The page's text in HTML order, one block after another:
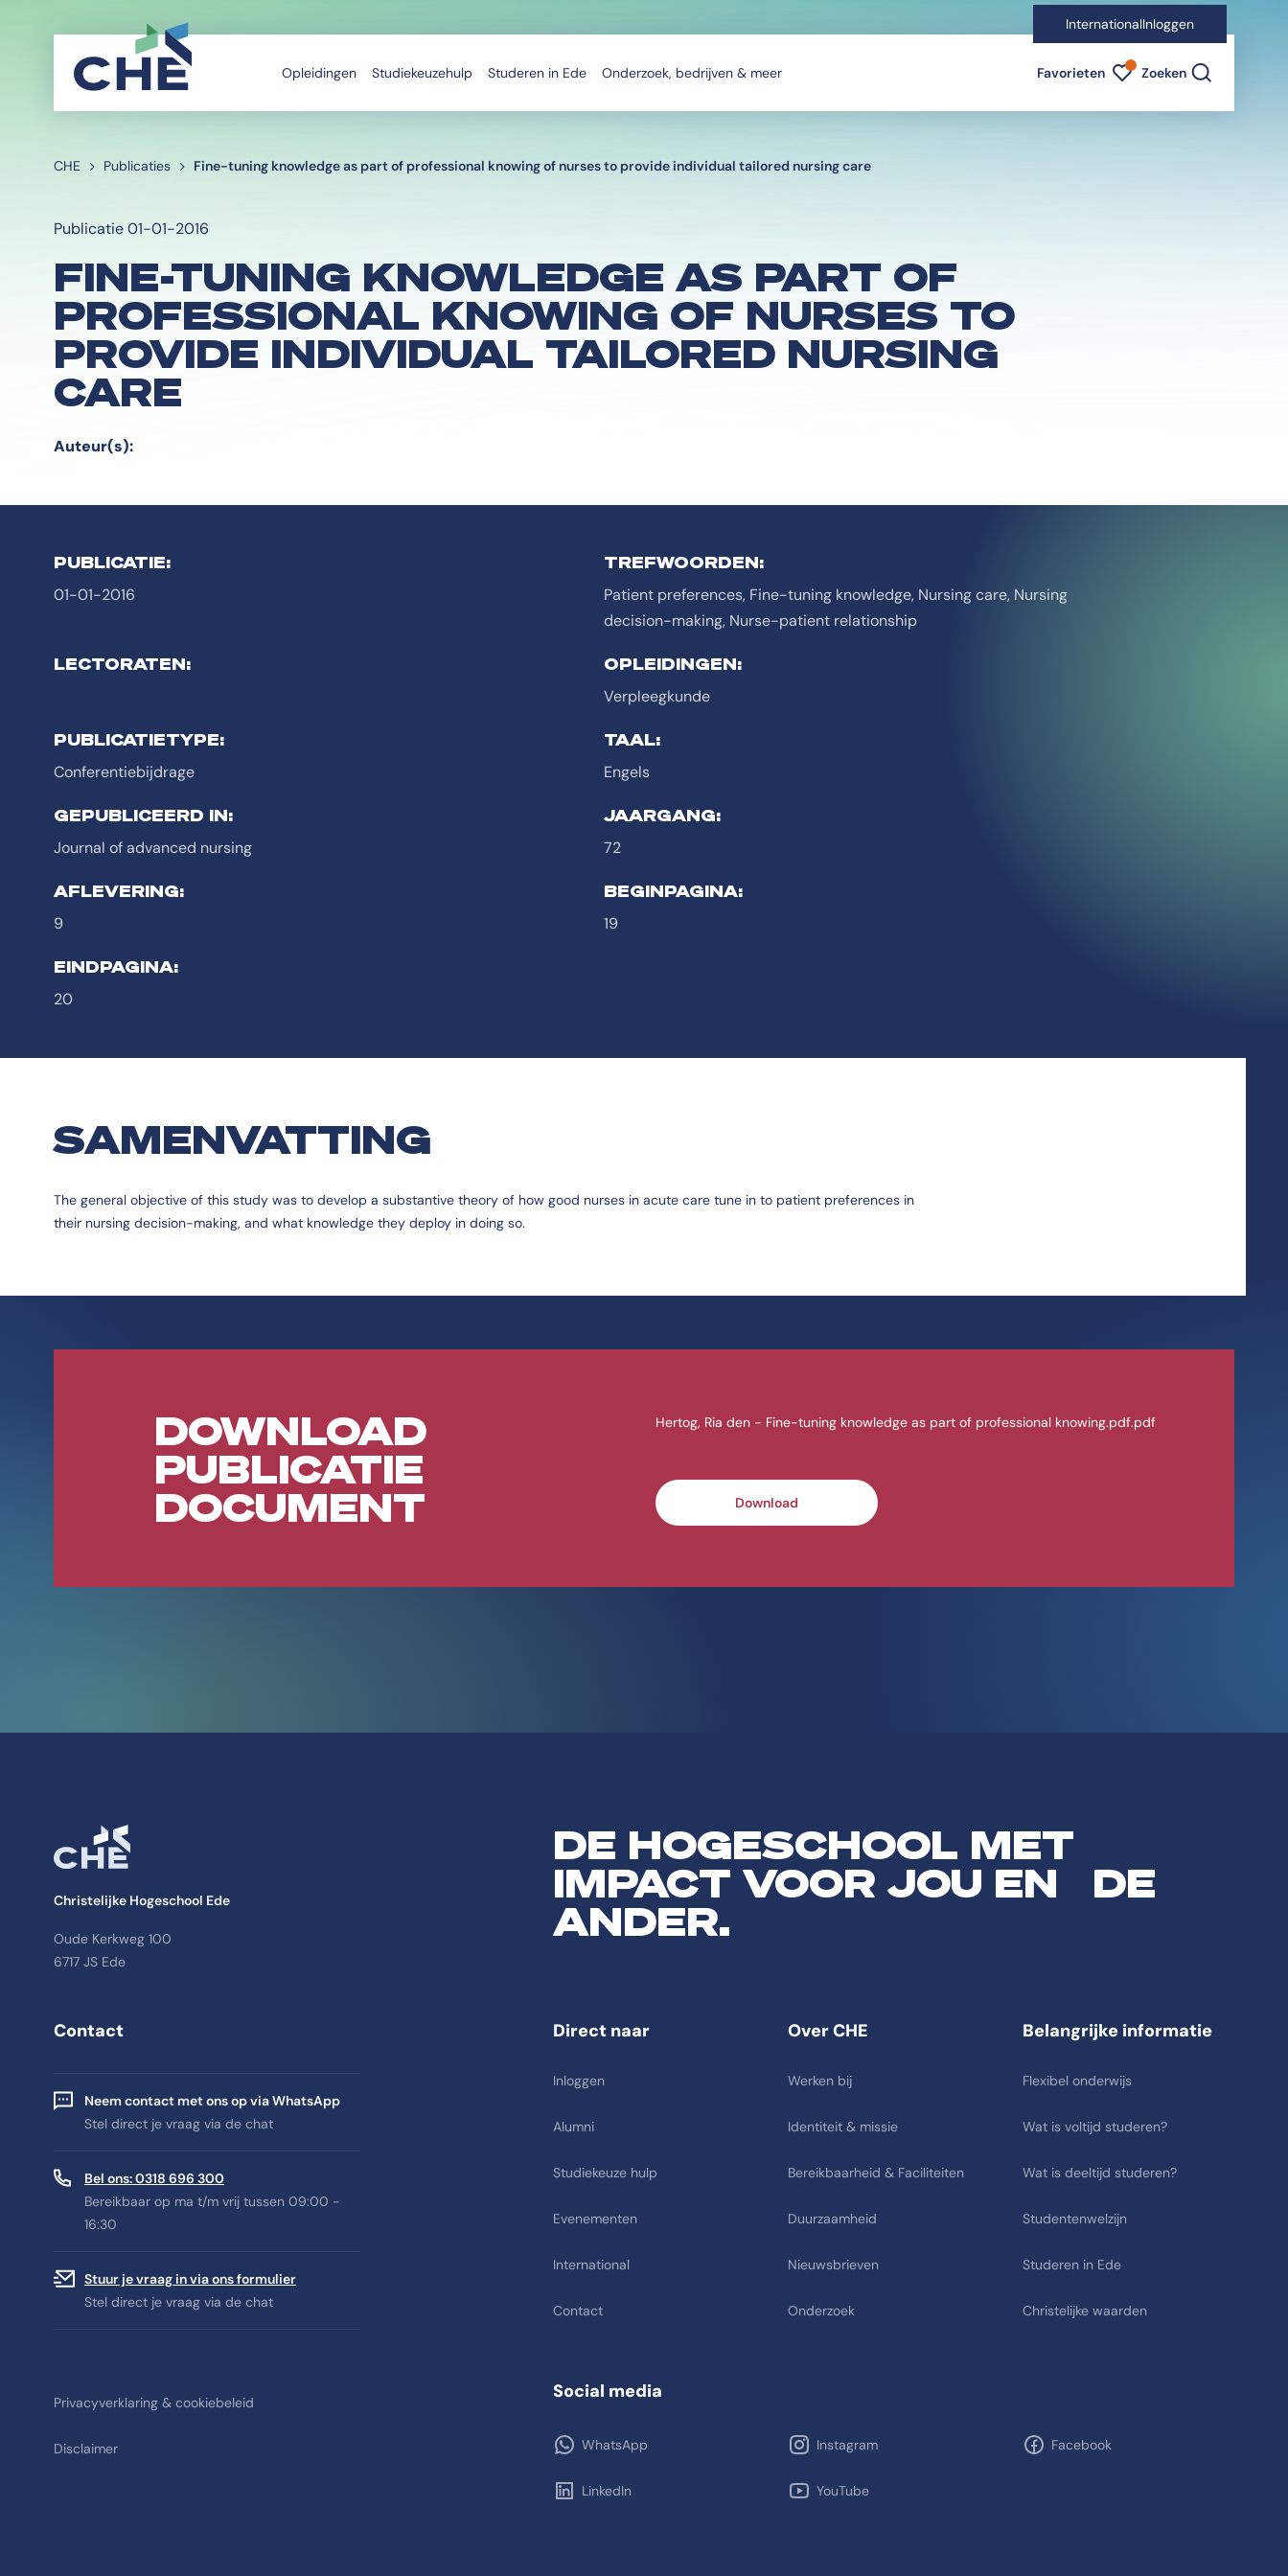
InternationalInloggen
Opleidingen Studiekeuzehulp Studeren in Ede Onderzoek, bedrijven & meer Favorieten Favorieten indicator
Zoeken
CHE Publicaties Fine-tuning knowledge as part of professional knowing of nurses to provide individual tailored nursing care
Publicatie 01-01-2016
FINE-TUNING KNOWLEDGE AS PART OF
PROFESSIONAL KNOWING OF NURSES TO
PROVIDE INDIVIDUAL TAILORED NURSING
CARE
Auteur(s):
PUBLICATIE:
01-01-2016
TREFWOORDEN:
Patient preferences, Fine-tuning knowledge, Nursing care, Nursing
decision-making, Nurse-patient relationship
LECTORATEN:
OPLEIDINGEN:
Verpleegkunde
PUBLICATIETYPE:
Conferentiebijdrage
TAAL:
Engels
GEPUBLICEERD IN:
Journal of advanced nursing
JAARGANG:
72
AFLEVERING:
9
BEGINPAGINA:
19
EINDPAGINA:
20
SAMENVATTING
The general objective of this study was to develop a substantive theory of how good nurses in acute care tune in to patient preferences in
their nursing decision-making, and what knowledge they deploy in doing so.
DOWNLOAD
PUBLICATIE
DOCUMENT
Hertog, Ria den - Fine-tuning knowledge as part of professional knowing.pdf.pdf
Download
Christelijke Hogeschool Ede
Oude Kerkweg 100
6717 JS Ede
DE HOGESCHOOL MET
IMPACT VOOR JOU EN DE
ANDER.
Contact
Neem contact met ons op via WhatsApp
Stel direct je vraag via de chat
Bel ons: 0318 696 300
Bereikbaar op ma t/m vrij tussen 09:00 -
16:30
Stuur je vraag in via ons formulier
Stel direct je vraag via de chat
Direct naar
Inloggen
Alumni
Studiekeuze hulp
Evenementen
International
Contact
Over CHE
Werken bij
Identiteit & missie
Bereikbaarheid & Faciliteiten
Duurzaamheid
Nieuwsbrieven
Onderzoek
Belangrijke informatie
Flexibel onderwijs
Wat is voltijd studeren?
Wat is deeltijd studeren?
Studentenwelzijn
Studeren in Ede
Christelijke waarden
Privacyverklaring & cookiebeleid
Disclaimer
Social media
WhatsApp Instagram Facebook
LinkedIn YouTube